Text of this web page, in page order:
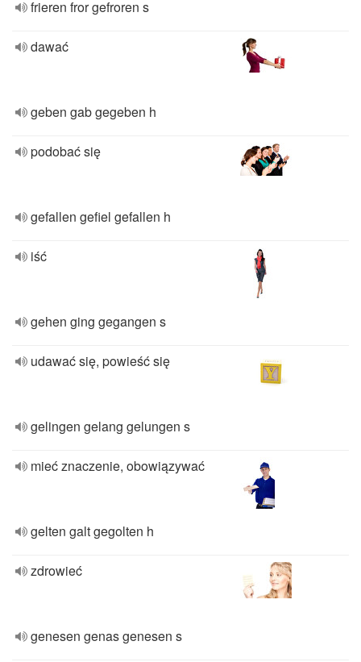
frieren fror gefroren s
dawać
geben gab gegeben h
podobać się
gefallen gefiel gefallen h
iść
gehen ging gegangen s
udawać się, powieść się
gelingen gelang gelungen s
mieć znaczenie, obowiązywać
gelten galt gegolten h
zdrowieć
genesen genas genesen s